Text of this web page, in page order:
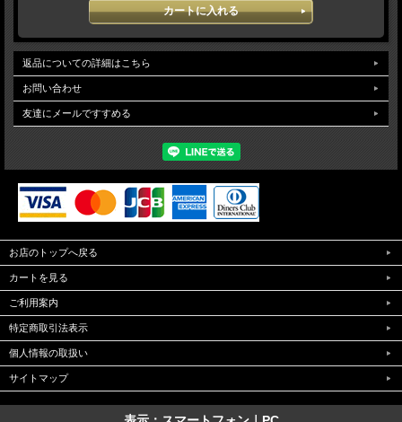
返品についての詳細はこちら
お問い合わせ
友達にメールですすめる
お店のトップへ戻る
カートを見る
ご利用案内
特定商取引法表示
個人情報の取扱い
サイトマップ